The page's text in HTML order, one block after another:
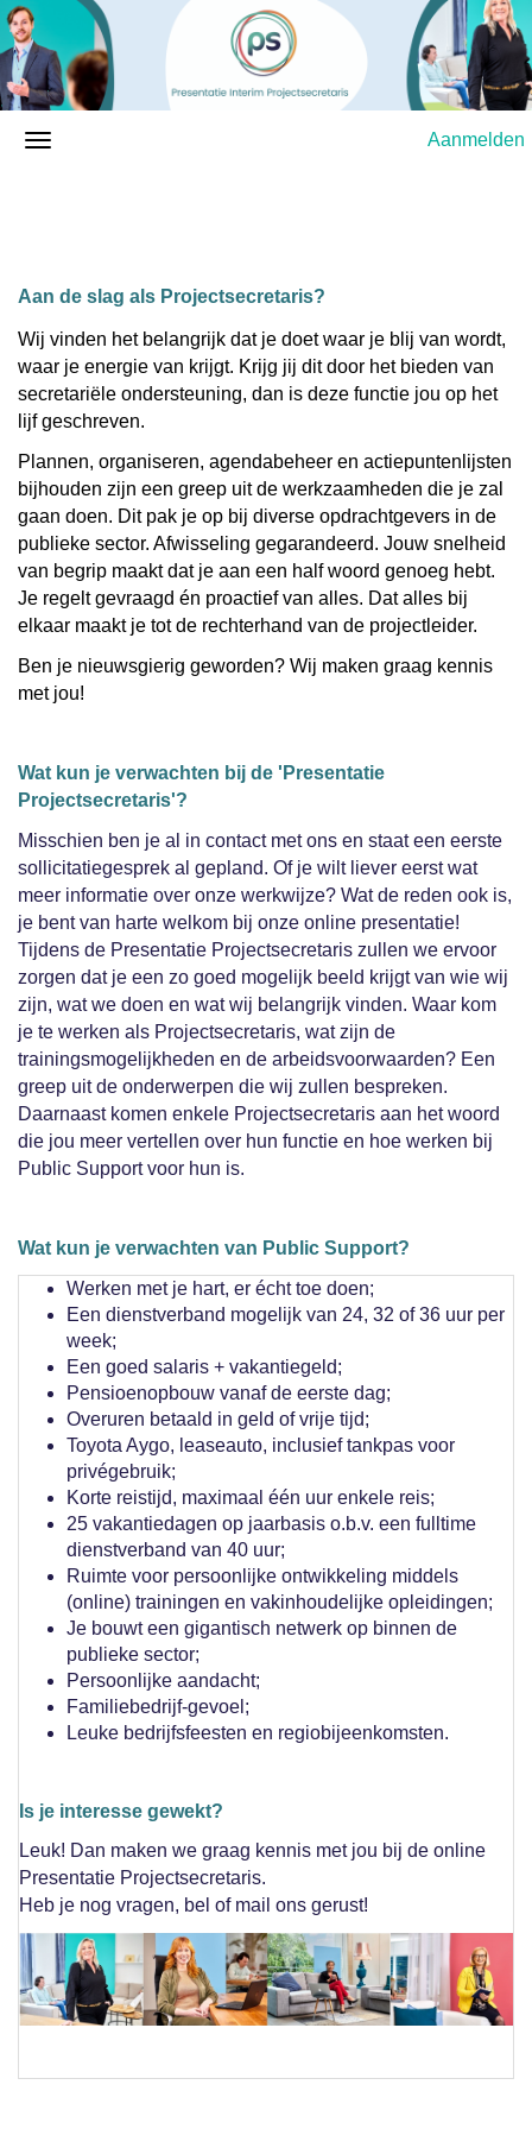
Aanmelden
Aan de slag als Projectsecretaris?
Wij vinden het belangrijk dat je doet waar je blij van wordt,
waar je energie van krijgt. Krijg jij dit door het bieden van
secretariële ondersteuning, dan is deze functie jou op het
lijf geschreven.
Plannen, organiseren, agendabeheer en actiepuntenlijsten
bijhouden zijn een greep uit de werkzaamheden die je zal
gaan doen. Dit pak je op bij diverse opdrachtgevers in de
publieke sector. Afwisseling gegarandeerd. Jouw snelheid
van begrip maakt dat je aan een half woord genoeg hebt.
Je regelt gevraagd én proactief van alles. Dat alles bij
elkaar maakt je tot de rechterhand van de projectleider.
Ben je nieuwsgierig geworden? Wij maken graag kennis
met jou!
Wat kun je verwachten bij de 'Presentatie
Projectsecretaris'?
Misschien ben je al in contact met ons en staat een eerste
sollicitatiegesprek al gepland. Of je wilt liever eerst wat
meer informatie over onze werkwijze? Wat de reden ook is,
je bent van harte welkom bij onze online presentatie!
Tijdens de Presentatie Projectsecretaris zullen we ervoor
zorgen dat je een zo goed mogelijk beeld krijgt van wie wij
zijn, wat we doen en wat wij belangrijk vinden. Waar kom
je te werken als Projectsecretaris, wat zijn de
trainingsmogelijkheden en de arbeidsvoorwaarden? Een
greep uit de onderwerpen die wij zullen bespreken.
Daarnaast komen enkele Projectsecretaris aan het woord
die jou meer vertellen over hun functie en hoe werken bij
Public Support voor hun is.
Wat kun je verwachten van Public Support?
Werken met je hart, er écht toe doen;
Een dienstverband mogelijk van 24, 32 of 36 uur per
week;
Een goed salaris + vakantiegeld;
Pensioenopbouw vanaf de eerste dag;
Overuren betaald in geld of vrije tijd;
Toyota Aygo, leaseauto, inclusief tankpas voor
privégebruik;
Korte reistijd, maximaal één uur enkele reis;
25 vakantiedagen op jaarbasis o.b.v. een fulltime
dienstverband van 40 uur;
Ruimte voor persoonlijke ontwikkeling middels
(online) trainingen en vakinhoudelijke opleidingen;
Je bouwt een gigantisch netwerk op binnen de
publieke sector;
Persoonlijke aandacht;
Familiebedrijf-gevoel;
Leuke bedrijfsfeesten en regiobijeenkomsten.
Is je interesse gewekt?
Leuk! Dan maken we graag kennis met jou bij de online
Presentatie Projectsecretaris.
Heb je nog vragen, bel of mail ons gerust!